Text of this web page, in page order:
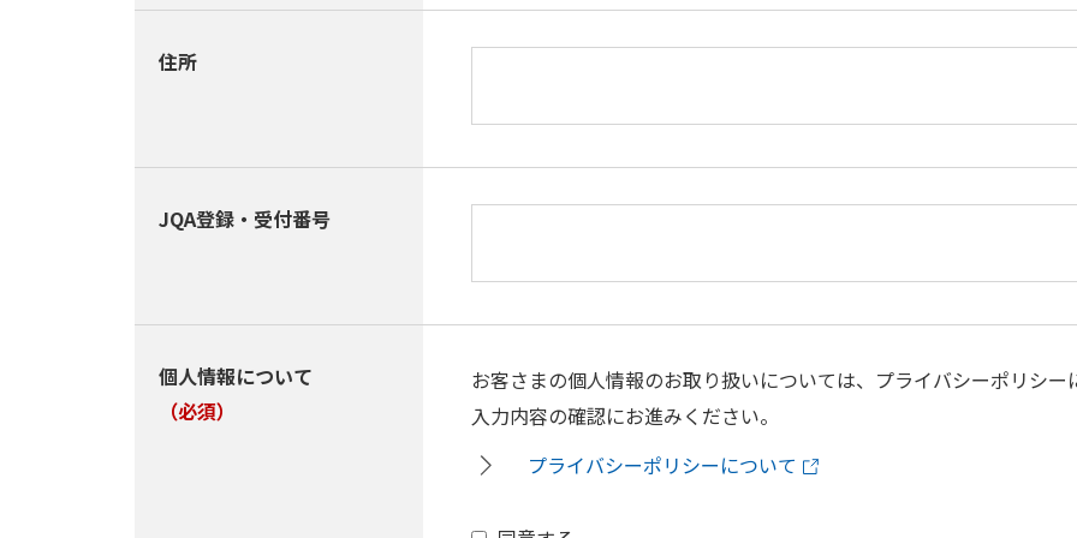
住所
JQA登録・受付番号
個人情報について
（必須）
お客さまの個人情報のお取り扱いについては、プライバシーポリシー
入力内容の確認にお進みください。
プライバシーポリシーについて